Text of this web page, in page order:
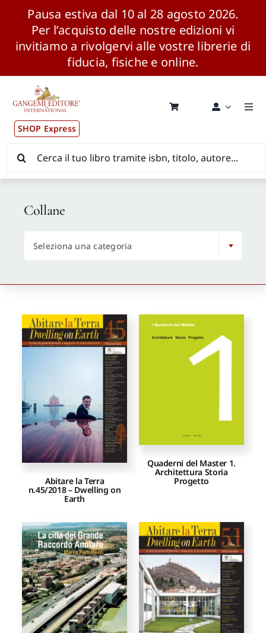
Pausa estiva dal 10 al 28 agosto 2026.
Per l’acquisto delle nostre edizioni vi
invitiamo a rivolgervi alle vostre librerie di
fiducia, fisiche e online.
contenuto
SHOP Express
Pubblicazioni
News ed Eventi
Distribuzione Wolrdwide
CONSIP / MEPA / ANVUR / CINECA
Autori
Proposte di pubblicazione
Gangemi Editore
Newsletter
per:
Abitare la Terra
n.45/2018 – Dwelling on
Earth
Quaderni del Master 1.
Architettura Storia
Progetto
Collane
Seleziona una categoria